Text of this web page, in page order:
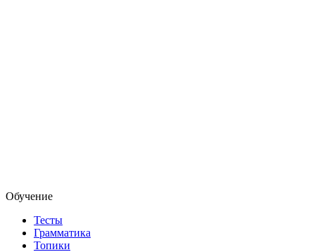
Обучение
Тесты
Грамматика
Топики